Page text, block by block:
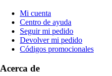
Mi cuenta
Centro de ayuda
Seguir mi pedido
Devolver mi pedido
Códigos promocionales
Acerca de